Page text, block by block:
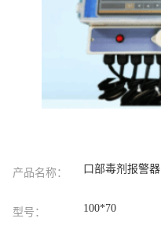
产品名称： 口部毒剂报警器
型号： 100*70